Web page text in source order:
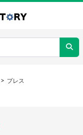
プレス